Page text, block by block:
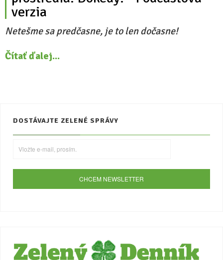
verzia
Netešme sa predčasne, je to len dočasne!
Čítať ďalej...
DOSTÁVAJTE ZELENÉ SPRÁVY